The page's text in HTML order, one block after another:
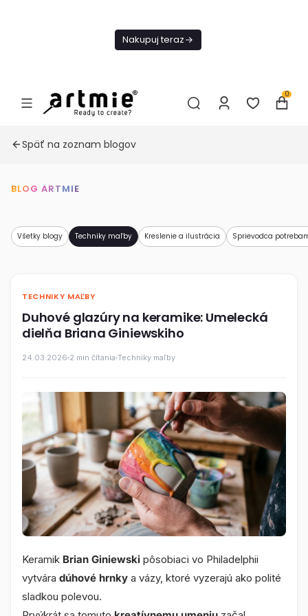
Nakupuj teraz
0
Späť na zoznam blogov
BLOG ARTMIE
Všetky blogy Techniky maľby Kreslenie a ilustrácia Sprievodca
TECHNIKY MAĽBY
Duhové glazúry na keramike: Umelecká
dielňa Briana Giniewskiho
24.03.2026 2 min čítania Techniky maľby
Keramik Brian Giniewski pôsobiaci vo Philadelphii
vytvára dúhové hrnky a vázy, ktoré vyzerajú ako polité
sladkou polevou.